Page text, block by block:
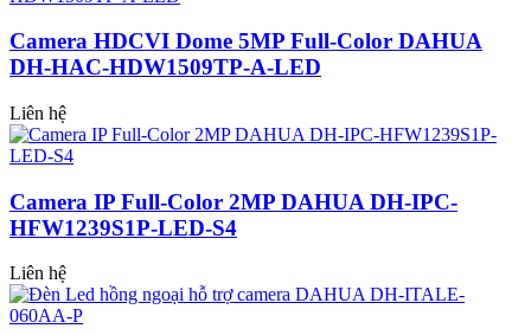
Camera HDCVI Dome 5MP Full-Color DAHUA
DH-HAC-HDW1509TP-A-LED
Liên hệ
Camera IP Full-Color 2MP DAHUA DH-IPC-
HFW1239S1P-LED-S4
Liên hệ